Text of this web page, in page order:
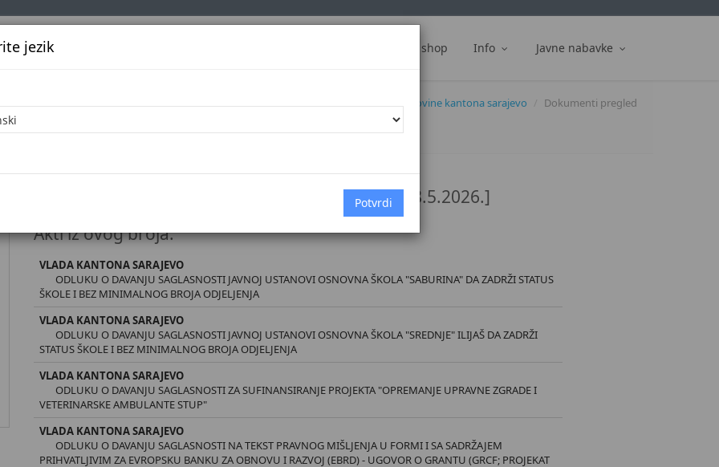
Službena glasila Web shop Info Javne nabavke
jezik
Početna Dokumenti službene novine kantona sarajevo Dokumenti pregled
Službene novine Kantona Sarajevo broj 21/26 [28.5.2026.]
Akti iz ovog broja:
VLADA KANTONA SARAJEVO
ODLUKU O DAVANJU SAGLASNOSTI JAVNOJ USTANOVI OSNOVNA ŠKOLA "SABURINA" DA ZADRŽI STATUS
ŠKOLE I BEZ MINIMALNOG BROJA ODJELJENJA
VLADA KANTONA SARAJEVO
ODLUKU O DAVANJU SAGLASNOSTI JAVNOJ USTANOVI OSNOVNA ŠKOLA "SREDNJE" ILIJAŠ DA ZADRŽI
STATUS ŠKOLE I BEZ MINIMALNOG BROJA ODJELJENJA
VLADA KANTONA SARAJEVO
ODLUKU O DAVANJU SAGLASNOSTI ZA SUFINANSIRANJE PROJEKTA "OPREMANJE UPRAVNE ZGRADE I
VETERINARSKE AMBULANTE STUP"
VLADA KANTONA SARAJEVO
ODLUKU O DAVANJU SAGLASNOSTI NA TEKST PRAVNOG MIŠLJENJA U FORMI I SA SADRŽAJEM
PRIHVATLJIVIM ZA EVROPSKU BANKU ZA OBNOVU I RAZVOJ (EBRD) - UGOVOR O GRANTU (GRCF; PROJEKAT